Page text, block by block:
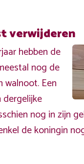
verwijderen
hebben de
nog de
walnoot. Een
nog in zijn
de koningin